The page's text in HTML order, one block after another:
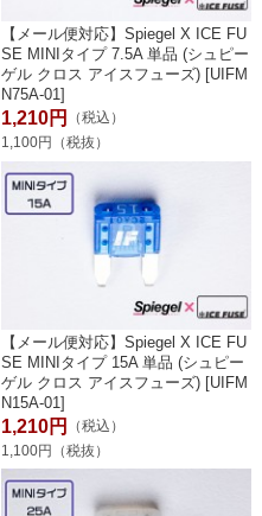
【メール便対応】Spiegel X ICE FU
SE MINIタイプ 7.5A 単品 (シュピー
ゲル クロス アイスフューズ) [UIFM
N75A-01]
1,210円
（税込）
1,100円（税抜）
【メール便対応】Spiegel X ICE FU
SE MINIタイプ 15A 単品 (シュピー
ゲル クロス アイスフューズ) [UIFM
N15A-01]
1,210円
（税込）
1,100円（税抜）